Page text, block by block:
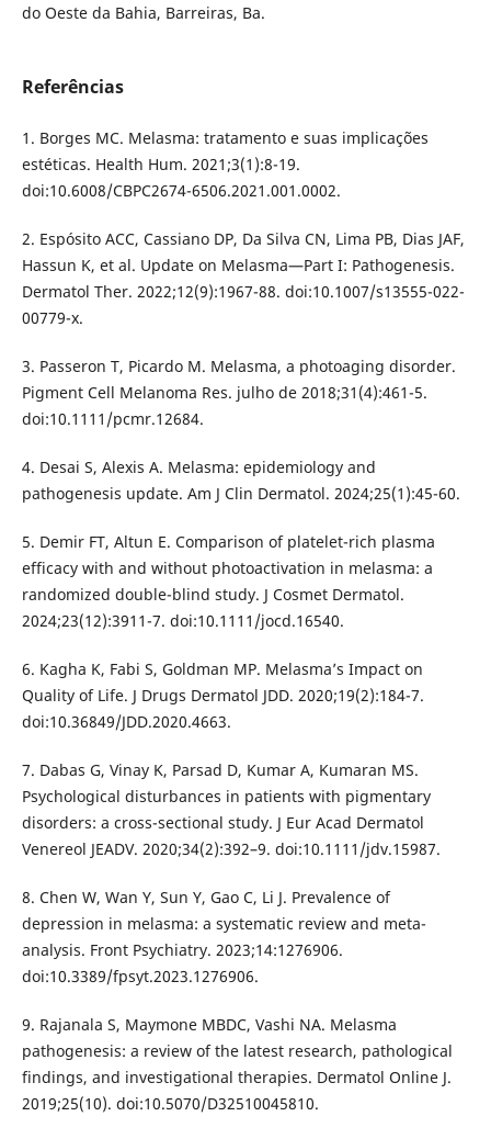
do Oeste da Bahia, Barreiras, Ba.
Referências
1. Borges MC. Melasma: tratamento e suas implicações
estéticas. Health Hum. 2021;3(1):8-19.
doi:10.6008/CBPC2674-6506.2021.001.0002.
2. Espósito ACC, Cassiano DP, Da Silva CN, Lima PB, Dias JAF,
Hassun K, et al. Update on Melasma—Part I: Pathogenesis.
Dermatol Ther. 2022;12(9):1967-88. doi:10.1007/s13555-022-
00779-x.
3. Passeron T, Picardo M. Melasma, a photoaging disorder.
Pigment Cell Melanoma Res. julho de 2018;31(4):461-5.
doi:10.1111/pcmr.12684.
4. Desai S, Alexis A. Melasma: epidemiology and
pathogenesis update. Am J Clin Dermatol. 2024;25(1):45-60.
5. Demir FT, Altun E. Comparison of platelet-rich plasma
efficacy with and without photoactivation in melasma: a
randomized double-blind study. J Cosmet Dermatol.
2024;23(12):3911-7. doi:10.1111/jocd.16540.
6. Kagha K, Fabi S, Goldman MP. Melasma’s Impact on
Quality of Life. J Drugs Dermatol JDD. 2020;19(2):184-7.
doi:10.36849/JDD.2020.4663.
7. Dabas G, Vinay K, Parsad D, Kumar A, Kumaran MS.
Psychological disturbances in patients with pigmentary
disorders: a cross-sectional study. J Eur Acad Dermatol
Venereol JEADV. 2020;34(2):392–9. doi:10.1111/jdv.15987.
8. Chen W, Wan Y, Sun Y, Gao C, Li J. Prevalence of
depression in melasma: a systematic review and meta-
analysis. Front Psychiatry. 2023;14:1276906.
doi:10.3389/fpsyt.2023.1276906.
9. Rajanala S, Maymone MBDC, Vashi NA. Melasma
pathogenesis: a review of the latest research, pathological
findings, and investigational therapies. Dermatol Online J.
2019;25(10). doi:10.5070/D32510045810.